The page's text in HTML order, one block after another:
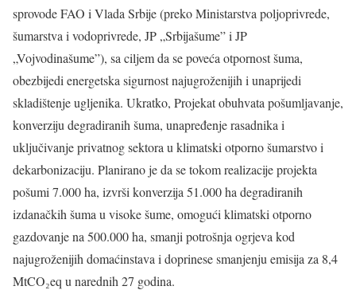
sprovode FAO i Vlada Srbije (preko Ministarstva poljoprivrede,
šumarstva i vodoprivrede, JP „Srbijašume” i JP
„Vojvodinašume”), sa ciljem da se poveća otpornost šuma,
obezbijedi energetska sigurnost najugroženijih i unaprijedi
skladištenje ugljenika. Ukratko, Projekat obuhvata pošumljavanje,
konverziju degradiranih šuma, unapređenje rasadnika i
uključivanje privatnog sektora u klimatski otporno šumarstvo i
dekarbonizaciju. Planirano je da se tokom realizacije projekta
pošumi 7.000 ha, izvrši konverzija 51.000 ha degradiranih
izdanačkih šuma u visoke šume, omogući klimatski otporno
gazdovanje na 500.000 ha, smanji potrošnja ogrjeva kod
najugroženijih domaćinstava i doprinese smanjenju emisija za 8,4
MtCO₂eq u narednih 27 godina.